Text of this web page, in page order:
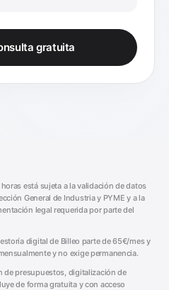
gratuita
está sujeta a la validación de datos
General de Industria y PYME y a la
legal requerida por parte del
digital de Billeo parte de 65€/mes y
y no exige permanencia.
de presupuestos, digitalización de
de forma gratuita y con acceso